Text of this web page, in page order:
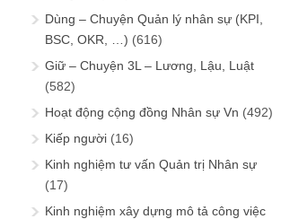
Dùng – Chuyện Quản lý nhân sự (KPI,
BSC, OKR, …) (616)
Giữ – Chuyện 3L – Lương, Lậu, Luật
(582)
Hoạt động cộng đồng Nhân sự Vn (492)
Kiếp người (16)
Kinh nghiệm tư vấn Quản trị Nhân sự
(17)
Kinh nghiệm xây dựng mô tả công việc